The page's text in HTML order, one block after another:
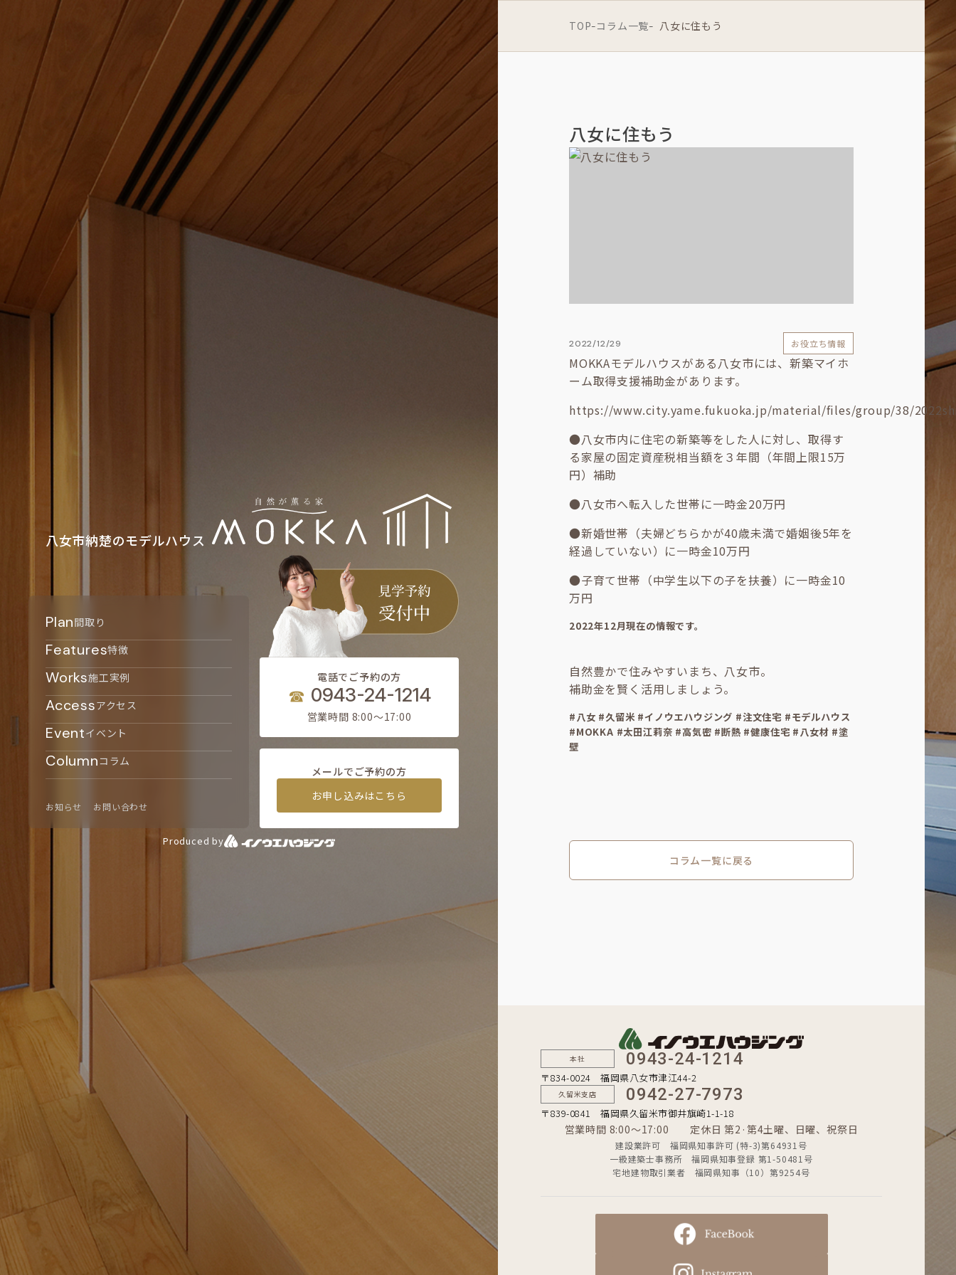
八女市納楚のモデルハウス
Plan間取り
Features特徴
Works施工実例
Accessアクセス
Eventイベント
Columnコラム
お知らせ お問い合わせ
電話でご予約の方
0943-24-1214
営業時間 8:00〜17:00
メールでご予約の方
お申し込みはこちら
Produced by
TOP-コラム一覧- 八女に住もう
八女に住もう
2022/12/29 お役立ち情報
MOKKAモデルハウスがある八女市には、新築マイホ
ーム取得支援補助金があります。
https://www.city.yame.fukuoka.jp/material/files/group/38/
●八女市内に住宅の新築等をした人に対し、取得す
る家屋の固定資産税相当額を３年間（年間上限15万
円）補助
●八女市へ転入した世帯に一時金20万円
●新婚世帯（夫婦どちらかが40歳未満で婚姻後5年を
経過していない）に一時金10万円
●子育て世帯（中学生以下の子を扶養）に一時金10
万円
2022年12月現在の情報です。
自然豊かで住みやすいまち、八女市。
補助金を賢く活用しましょう。
#八女 #久留米 #イノウエハウジング #注文住宅 #モデルハウス
#MOKKA #太田江莉奈 #高気密 #断熱 #健康住宅 #八女材 #塗
壁
コラム一覧に戻る
本社 0943-24-1214
〒834-0024 福岡県八女市津江44-2
久留米支店 0942-27-7973
〒839-0841 福岡県久留米市御井旗崎1-1-18
営業時間 8:00〜17:00 定休日 第2·第4土曜、日曜、祝祭日
建設業許可 福岡県知事許可 (特-3)第64931号
一級建築士事務所 福岡県知事登録 第1-50481号
宅地建物取引業者 福岡県知事（10）第9254号